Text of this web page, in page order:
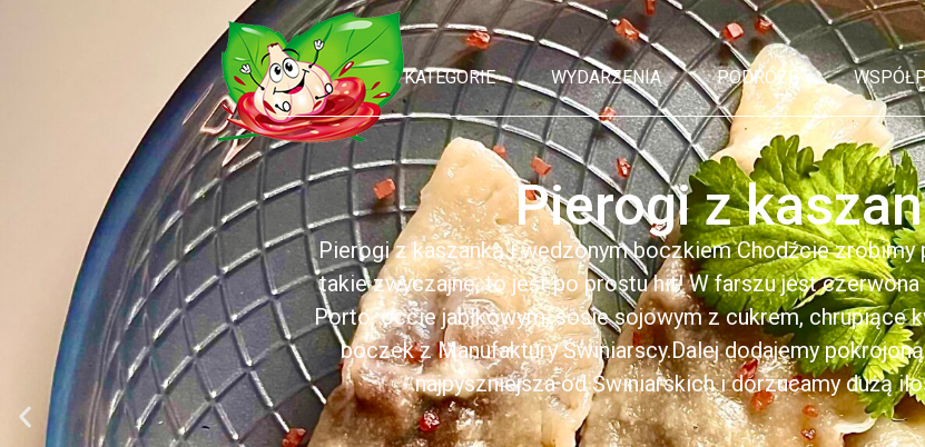
KATEGORIE WYDARZENIA PODRÓŻE
Pierogi z
Pierogi z kaszanką i wędzonym boczkiem Chodźcie zrobimy
takie zwyczajne, to jest po prostu hit! W farszu jest
Porto, occie jabłkowym, sosie sojowym z cukrem, chrupiące
boczek z Manufaktury Świniarscy.Dalej dodajemy
najpyszniejsza od Świniarskich i dorzucamy dużą